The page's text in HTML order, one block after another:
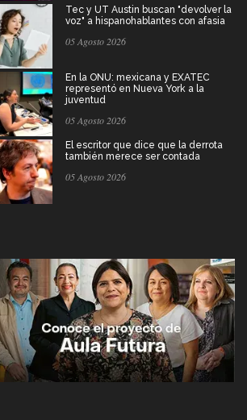
Tec y UT Austin buscan "devolver la
voz" a hispanohablantes con afasia
05 Agosto 2026
En la ONU: mexicana y EXATEC
representó en Nueva York a la
juventud
05 Agosto 2026
El escritor que dice que la derrota
también merece ser contada
05 Agosto 2026